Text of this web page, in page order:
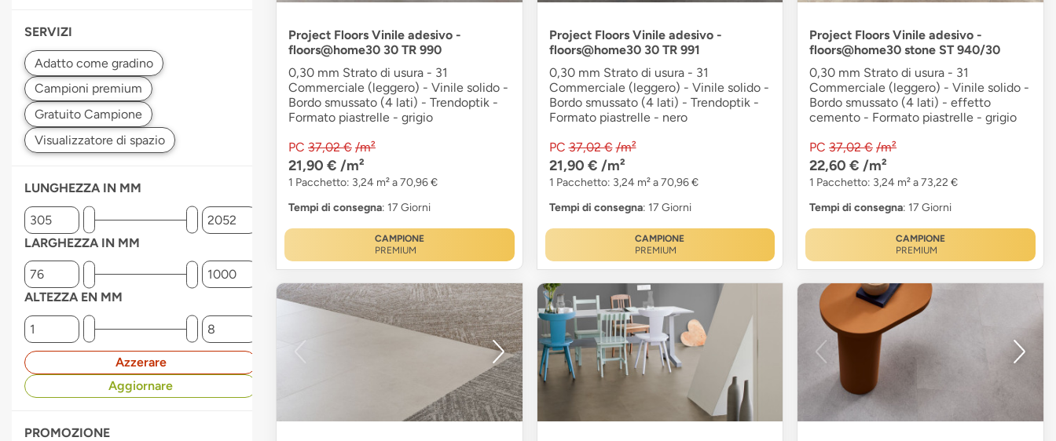
SERVIZI
LUNGHEZZA IN MM
LARGHEZZA IN MM
ALTEZZA EN MM
Azzerare
Aggiornare
PROMOZIONE
Project Floors Vinile adesivo -
floors@home30 30 TR 990
0,30 mm Strato di usura - 31
Commerciale (leggero) - Vinile solido -
Bordo smussato (4 lati) - Trendoptik -
Formato piastrelle - grigio
PC 37,02 € /m²
21,90 € /m²
1 Pacchetto: 3,24 m² a 70,96 €
Tempi di consegna: 17 Giorni
CAMPIONE
PREMIUM
Project Floors Vinile adesivo -
floors@home30 30 TR 991
0,30 mm Strato di usura - 31
Commerciale (leggero) - Vinile solido -
Bordo smussato (4 lati) - Trendoptik -
Formato piastrelle - nero
PC 37,02 € /m²
21,90 € /m²
1 Pacchetto: 3,24 m² a 70,96 €
Tempi di consegna: 17 Giorni
CAMPIONE
PREMIUM
Project Floors Vinile adesivo -
floors@home30 stone ST 940/30
0,30 mm Strato di usura - 31
Commerciale (leggero) - Vinile solido -
Bordo smussato (4 lati) - effetto
cemento - Formato piastrelle - grigio
PC 37,02 € /m²
22,60 € /m²
1 Pacchetto: 3,24 m² a 73,22 €
Tempi di consegna: 17 Giorni
CAMPIONE
PREMIUM